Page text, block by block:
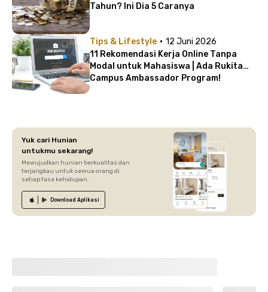
Tahun? Ini Dia 5 Caranya
Tips & Lifestyle · 12 Juni 2026
11 Rekomendasi Kerja Online Tanpa
Modal untuk Mahasiswa | Ada Rukita
Campus Ambassador Program!
Yuk cari Hunian
untukmu sekarang!
Mewujudkan hunian berkualitas dan
terjangkau untuk semua orang di
setiap fase kehidupan.
Download Aplikasi